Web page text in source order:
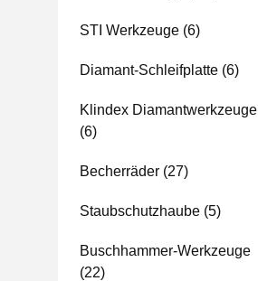
STI Werkzeuge (6)
Diamant-Schleifplatte (6)
Klindex Diamantwerkzeuge
(6)
Becherräder (27)
Staubschutzhaube (5)
Buschhammer-Werkzeuge
(22)